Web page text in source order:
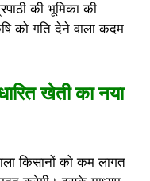
की भूमिका की
को गति देने वाला कदम
खेती का नया
किसानों को कम लागत